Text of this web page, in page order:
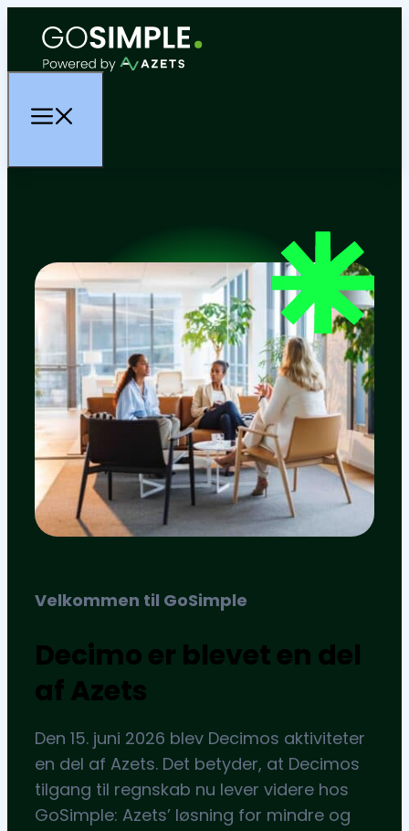
Velkommen til GoSimple
Decimo er blevet en del
af Azets
Den 15. juni 2026 blev Decimos aktiviteter
en del af Azets. Det betyder, at Decimos
tilgang til regnskab nu lever videre hos
GoSimple: Azets’ løsning for mindre og